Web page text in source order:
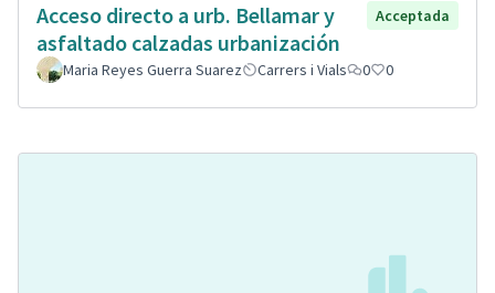
Acceso directo a urb. Bellamar y
asfaltado calzadas urbanización
Acceptada
Maria Reyes Guerra Suarez Carrers i Vials 0 0